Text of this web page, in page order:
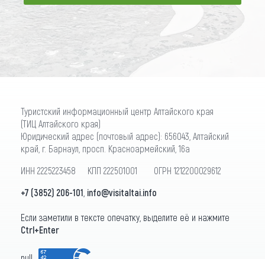
ПОДПИСАТЬСЯ
Туристский информационный центр Алтайского края
(ТИЦ Алтайского края)
Юридический адрес (почтовый адрес): 656043, Алтайский
край, г. Барнаул, просп. Красноармейский, 16а
ИНН 2225223458 КПП 222501001 ОГРН 1212200029612
+7 (3852) 206-101 info@visitaltai.info
Если заметили в тексте опечатку, выделите её и нажмите
Ctrl+Enter